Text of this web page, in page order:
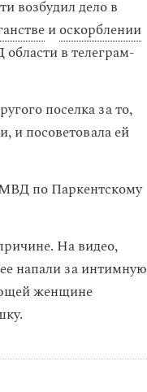
возбудил дело в
иоскорблении
в телеграм-
поселка за то,
и посоветовала ей
по Паркентскому
На видео,
напали за интимную
женщине